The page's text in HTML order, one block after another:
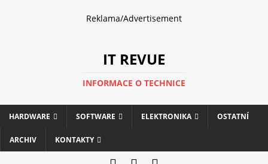
Reklama/Advertisement
IT REVUE
INFORMACE O TECHNICE
HARDWARE SOFTWARE ELEKTRONIKA OSTATNÍ
ARCHIV KONTAKTY